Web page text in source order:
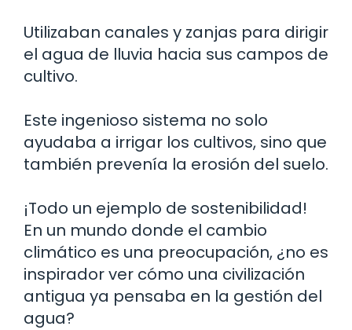
Utilizaban canales y zanjas para dirigir
el agua de lluvia hacia sus campos de
cultivo.
Este ingenioso sistema no solo
ayudaba a irrigar los cultivos, sino que
también prevenía la erosión del suelo.
¡Todo un ejemplo de sostenibilidad!
En un mundo donde el cambio
climático es una preocupación, ¿no es
inspirador ver cómo una civilización
antigua ya pensaba en la gestión del
agua?